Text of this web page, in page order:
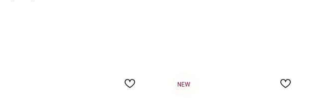
NEW